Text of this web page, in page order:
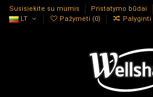
Susisiekite su mumis Pristatymo būdai
LT
Pažymėti (0) Palyginti